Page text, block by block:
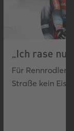
„Ich rase nur
Für Rennrodler
Straße kein